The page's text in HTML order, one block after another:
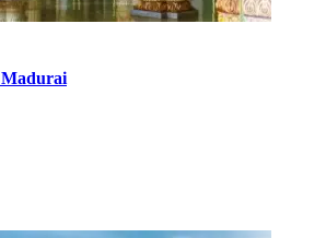
Madurai